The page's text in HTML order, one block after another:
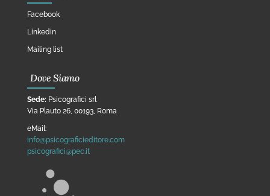
Facebook
Linkedin
Mailing list
Dove Siamo
Sede: Psicografici srl
Via Plauto 26, 00193, Roma
eMail:
info@psicograficieditore.com
psicografici@pec.it